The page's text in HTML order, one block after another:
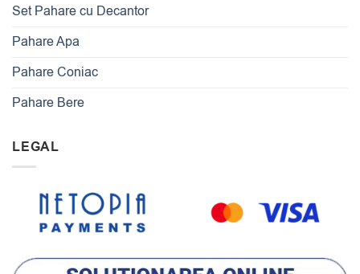
Set Pahare cu Decantor
Pahare Apa
Pahare Coniac
Pahare Bere
LEGAL